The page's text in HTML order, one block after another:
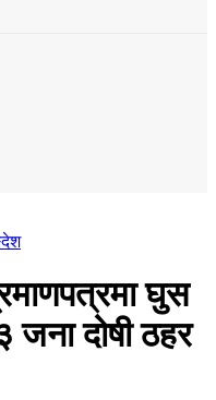
देश
घुस
जना दोषी ठहर